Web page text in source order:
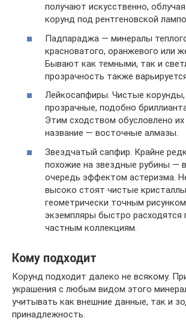
получают искусственно,
корунд под рентгеновской
Падпараджа — минералы
красноватого, оранжевого или
Бывают как темными, так и
прозрачность также
Лейкосапфиры. Чистые корунды,
прозрачные, подобно
Этим сходством обусловлено их
название — восточные алмазы.
Звездчатый сапфир. Крайне
похожие на звездные рубины —
очередь эффектом астеризма.
высоко стоят чистые
геометрически точным рисунком
экземпляры быстро расходятся
частным коллекциям.
Кому подходит
Корунд подходит далеко не всякому.
украшения с любым видом этого
учитывать как внешние данные, так и
принадлежность.